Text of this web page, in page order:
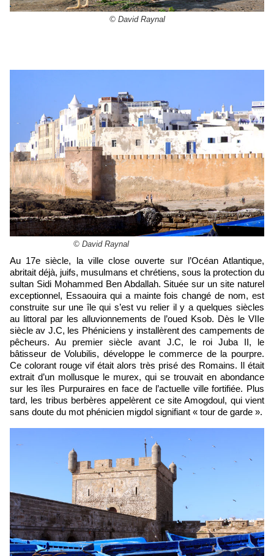
© David Raynal
© David Raynal
Au 17e siècle, la ville close ouverte sur l’Océan Atlantique,
abritait déjà, juifs, musulmans et chrétiens, sous la protection du
sultan Sidi Mohammed Ben Abdallah. Située sur un site naturel
exceptionnel, Essaouira qui a mainte fois changé de nom, est
construite sur une île qui s’est vu relier il y a quelques siècles
au littoral par les alluvionnements de l’oued Ksob. Dès le VIIe
siècle av J.C, les Phéniciens y installèrent des campements de
pêcheurs. Au premier siècle avant J.C, le roi Juba II, le
bâtisseur de Volubilis, développe le commerce de la pourpre.
Ce colorant rouge vif était alors très prisé des Romains. Il était
extrait d’un mollusque le murex, qui se trouvait en abondance
sur les îles Purpuraires en face de l’actuelle ville fortifiée. Plus
tard, les tribus berbères appelèrent ce site Amogdoul, qui vient
sans doute du mot phénicien migdol signifiant « tour de garde ».